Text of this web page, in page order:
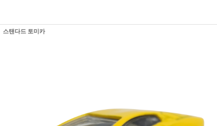
스탠다드 토미카